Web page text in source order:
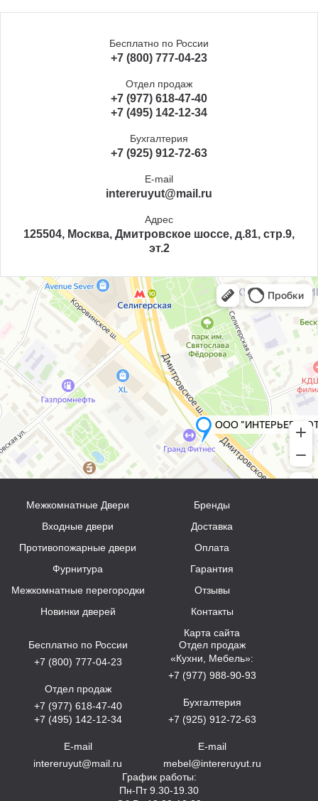
Бесплатно по России
+7 (800) 777-04-23
Отдел продаж
+7 (977) 618-47-40
+7 (495) 142-12-34
Бухгалтерия
+7 (925) 912-72-63
E-mail
intereruyut@mail.ru
Адрес
125504, Москва, Дмитровское шоссе, д.81, стр.9,
эт.2
Межкомнатные Двери
Входные двери
Противопожарные двери
Фурнитура
Межкомнатные перегородки
Новинки дверей
Бренды
Доставка
Оплата
Гарантия
Отзывы
Контакты
Карта сайта
Бесплатно по России
+7 (800) 777-04-23
Отдел продаж
+7 (977) 618-47-40
+7 (495) 142-12-34
E-mail
intereruyut@mail.ru
Отдел продаж
«Кухни, Мебель»:
+7 (977) 988-90-93
Бухгалтерия
+7 (925) 912-72-63
E-mail
mebel@intereruyut.ru
График работы:
Пн-Пт 9.30-19.30